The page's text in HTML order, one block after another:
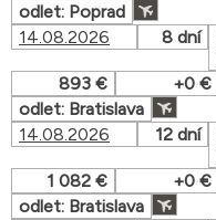
odlet: Poprad
14.08.2026
8 dní
893 €
+0 €
odlet: Bratislava
14.08.2026
12 dní
1 082 €
+0 €
odlet: Bratislava